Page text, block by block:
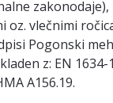
zakonodaje),
oz. vlečnimi
Pogonski
z: EN 1634-
A156.19.